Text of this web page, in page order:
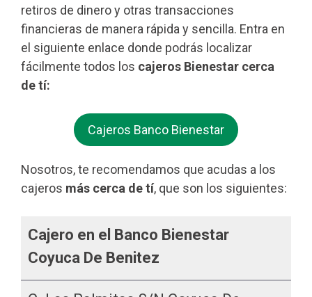
retiros de dinero y otras transacciones
financieras de manera rápida y sencilla. Entra en
el siguiente enlace donde podrás localizar
fácilmente todos los cajeros Bienestar cerca
de tí:
Cajeros Banco Bienestar
Nosotros, te recomendamos que acudas a los
cajeros más cerca de tí, que son los siguientes:
Cajero en el Banco Bienestar
Coyuca De Benitez